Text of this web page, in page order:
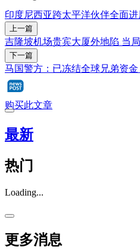
印度尼西亚跨太平洋伙伴全面
上一篇
吉隆坡机场贵宾大厦外地陷 当
下一篇
马国警方：已冻结全球兄弟资
购买此文章
最新
热门
Loading...
更多消息